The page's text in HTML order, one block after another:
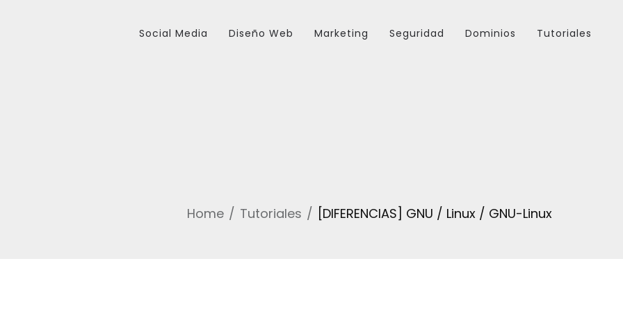
Social Media Diseño Web Marketing Seguridad Dominios Tutoriales
Home Tutoriales [DIFERENCIAS] GNU / Linux / GNU-Linux